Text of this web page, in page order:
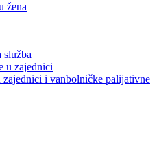
žena
služba
u zajednici
zajednici i vanbolničke palijativne